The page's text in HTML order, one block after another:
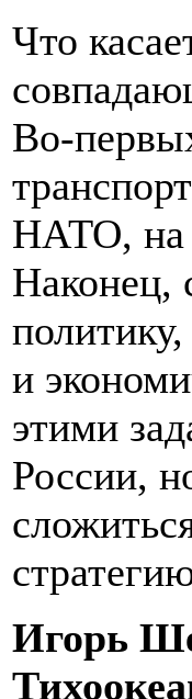
Что
Во-
НАТО, на
Наконец,
и
этими
России,
Игорь